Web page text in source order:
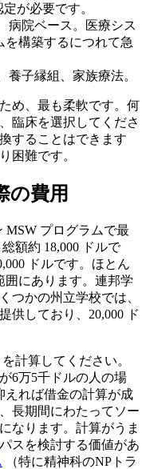
が必要です。
病院ベース。医療シス
構築するにつれて急
養子縁組、家族療法。
め、最も柔軟です。何
臨床を選択してくださ
することはできます
困難です。
の費用
MSW プログラムで最
額約 18,000 ドルで
ドルです。ほとん
囲にあります。連邦学
つかの州立学校では、
供しており、20,000 ド
計算してください。
6万5千ドルの人の場
えれば借金の計算が成
長期間にわたってソー
なります。計算がうま
スを検討する価値があ
（特に精神科のNPトラ